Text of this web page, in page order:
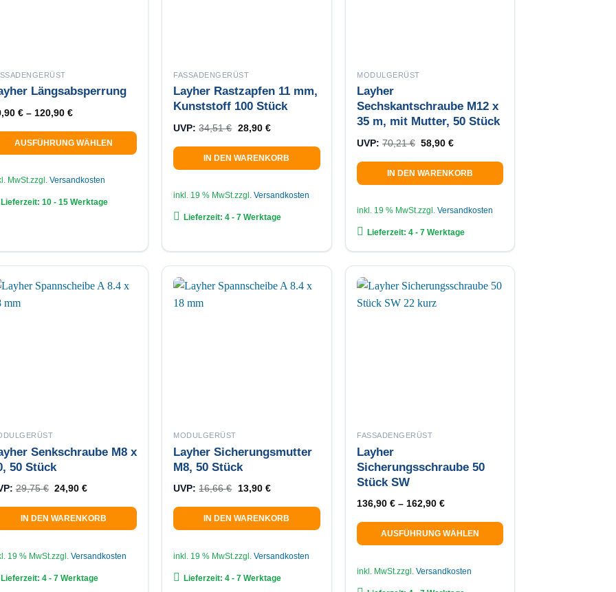
Längsabsperrung
€– 120,90 €
AUSFÜHRUNG WÄHLEN
MwSt.zzgl. Versandkosten
Lieferzeit: 10 - 15 Werktage
FASSADENGERÜST
Layher Rastzapfen 11 mm,
Kunststoff 100 Stück
UVP: 34,51€ Ursprünglicher Preis war: 34,51 €
28,90 €Aktueller Preis ist: 28,90 €.
IN DEN WARENKORB
inkl. 19 % MwSt.zzgl.Versandkosten
Lieferzeit:4 - 7 Werktage
MODULGERÜST
Layher
Sechskantschraube M12 x
35 m, mit Mutter, 50 Stück
UVP: 70,21€ Ursprünglicher Preis war: 70,21 €
58,90€Aktueller Preis ist: 58,90 €.
IN DEN WARENKORB
inkl. 19 % MwSt.zzgl.Versandkosten
Lieferzeit:4 - 7 Werktage
Senkschraube M8 x
50 Stück
29,75€ Ursprünglicher Preis war: 29,75 €
24,90 €Aktueller Preis ist: 24,90 €.
IN DEN WARENKORB
19 % MwSt.zzgl. Versandkosten
Lieferzeit: 4 - 7 Werktage
MODULGERÜST
Layher Sicherungsmutter
M8, 50 Stück
UVP: 16,66€ Ursprünglicher Preis war: 16,66 €
13,90 €Aktueller Preis ist: 13,90 €.
IN DEN WARENKORB
inkl. 19 % MwSt.zzgl.Versandkosten
Lieferzeit:4 - 7 Werktage
FASSADENGERÜST
Layher
Sicherungsschraube 50
Stück SW
136,90€ –162,90€
AUSFÜHRUNG WÄHLEN
Produkt
inkl. MwSt.zzgl.Versandkosten